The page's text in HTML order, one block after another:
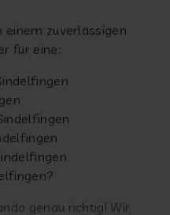
einem zuverlässigen
für eine:
genau richtig! Wir